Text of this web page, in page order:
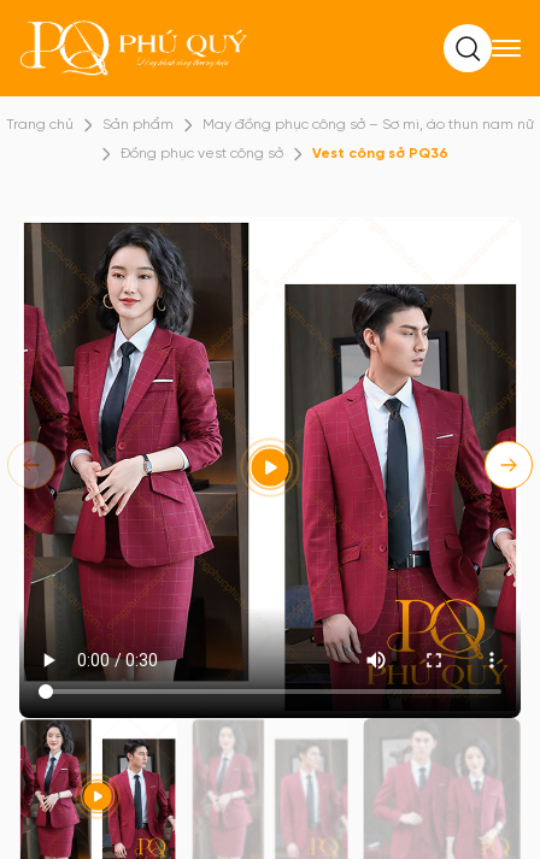
Tìm kiếm
Trang chủ Sản phẩm
May đồng phục công sở – Sơ mi, áo thun nam nữ
Đồng phục vest công sở
Vest công sở PQ36